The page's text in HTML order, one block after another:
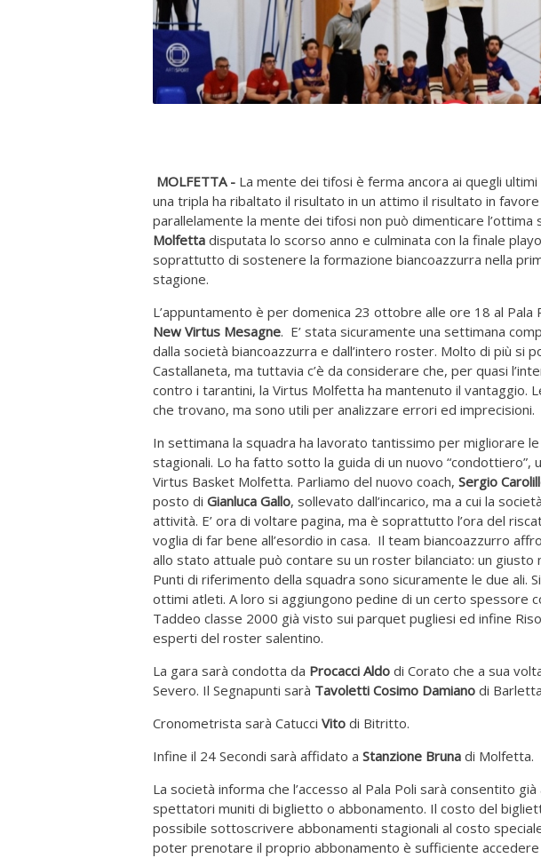
MOLFETTA - La mente dei tifosi è ferma ancora ai quegli
una tripla ha ribaltato il risultato in un attimo il risultato in
parallelamente la mente dei tifosi non può dimenticare l’ottima
Molfetta disputata lo scorso anno e culminata con la finale
soprattutto di sostenere la formazione biancoazzurra nella
stagione.
L’appuntamento è per domenica 23 ottobre alle ore 18 al Pala
New Virtus Mesagne. E’ stata sicuramente una settimana
dalla società biancoazzurra e dall’intero roster. Molto di più si
Castallaneta, ma tuttavia c’è da considerare che, per quasi
contro i tarantini, la Virtus Molfetta ha mantenuto il vantaggio.
che trovano, ma sono utili per analizzare errori ed imprecisioni.
In settimana la squadra ha lavorato tantissimo per migliorare
stagionali. Lo ha fatto sotto la guida di un nuovo “condottiero”,
Virtus Basket Molfetta. Parliamo del nuovo coach, Sergio
posto di Gianluca Gallo, sollevato dall’incarico, ma a cui la
attività. E’ ora di voltare pagina, ma è soprattutto l’ora del
voglia di far bene all’esordio in casa. Il team biancoazzurro
allo stato attuale può contare su un roster bilanciato: un
Punti di riferimento della squadra sono sicuramente le due ali.
ottimi atleti. A loro si aggiungono pedine di un certo spessore
Taddeo classe 2000 già visto sui parquet pugliesi ed infine
esperti del roster salentino.
La gara sarà condotta da Procacci Aldo di Corato che a sua
Severo. Il Segnapunti sarà Tavoletti Cosimo Damiano di
Cronometrista sarà Catucci Vito di Bitritto.
Infine il 24 Secondi sarà affidato a Stanzione Bruna di Molfetta.
La società informa che l’accesso al Pala Poli sarà consentito
spettatori muniti di biglietto o abbonamento. Il costo del
possibile sottoscrivere abbonamenti stagionali al costo
poter prenotare il proprio abbonamento è sufficiente accedere